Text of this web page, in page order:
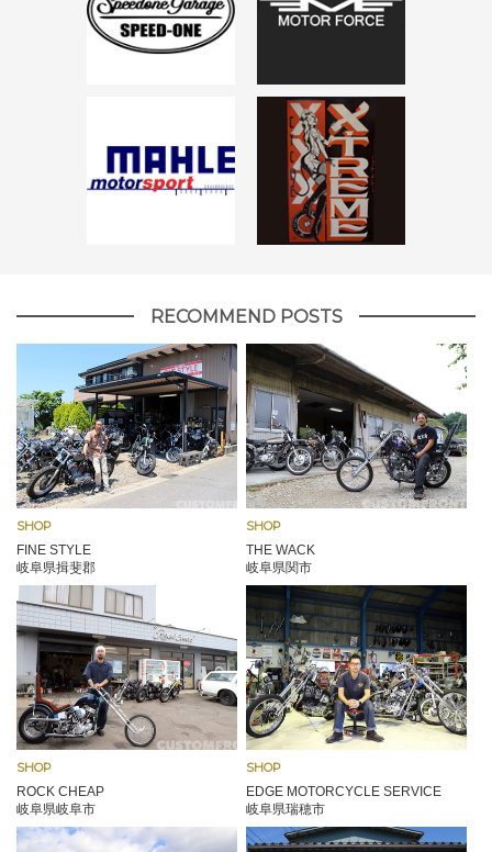
RECOMMEND POSTS
SHOP
FINE STYLE
岐阜県揖斐郡
SHOP
THE WACK
岐阜県関市
SHOP
ROCK CHEAP
岐阜県岐阜市
SHOP
EDGE MOTORCYCLE SERVICE
岐阜県瑞穂市